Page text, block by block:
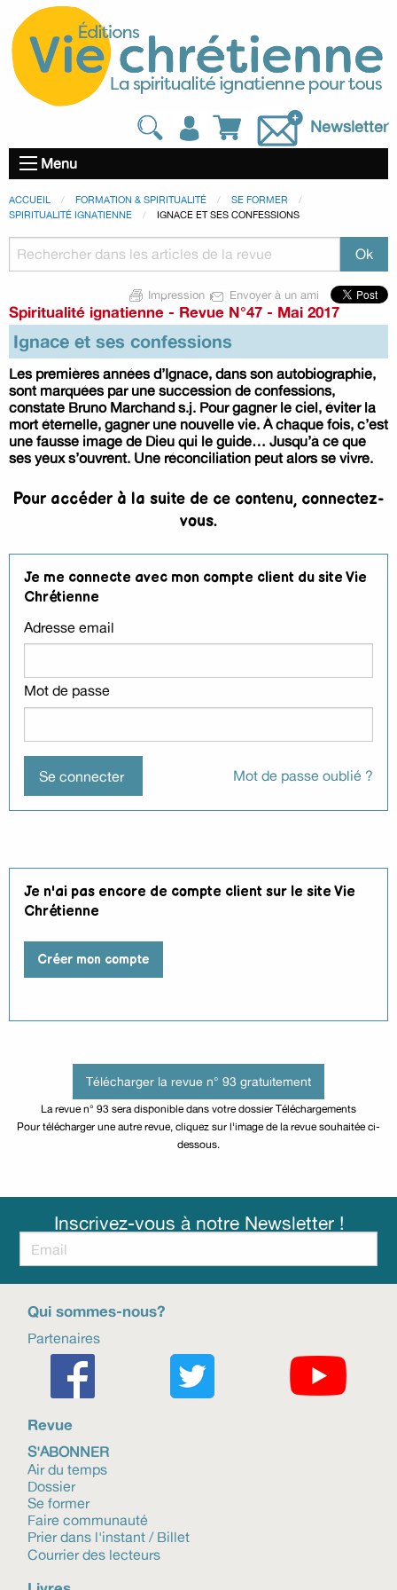
Newsletter
Menu
ACCUEIL FORMATION & SPIRITUALITÉ
SE FORMER
SPIRITUALITÉ IGNATIENNE
IGNACE ET SES CONFESSIONS
Impression Envoyer à un ami
Spiritualité ignatienne - Revue N°47 - Mai 2017
Ignace et ses confessions
Les premières années d’Ignace, dans son autobiographie,
sont marquées par une succession de confessions,
constate Bruno Marchand s.j. Pour gagner le ciel, éviter la
mort éternelle, gagner une nouvelle vie. À chaque fois, c’est
une fausse image de Dieu qui le guide… Jusqu’à ce que
ses yeux s’ouvrent. Une réconciliation peut alors se vivre.
Pour accéder à la suite de ce contenu, connectez-
vous.
Je me connecte avec mon compte client du site Vie
Chrétienne
Adresse email
Mot de passe
Mot de passe oublié ?
Je n'ai pas encore de compte client sur le site Vie
Chrétienne
Créer mon compte
Télécharger la revue n° 93 gratuitement
La revue n° 93 sera disponible dans votre dossier Téléchargements
Pour télécharger une autre revue, cliquez sur l'image de la revue souhaitée ci-
dessous.
Inscrivez-vous à notre Newsletter !
Qui sommes-nous?
Partenaires
Revue
S'ABONNER
Air du temps
Dossier
Se former
Faire communauté
Prier dans l'instant / Billet
Courrier des lecteurs